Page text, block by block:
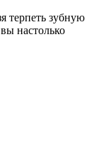
терпеть зубную
настолько